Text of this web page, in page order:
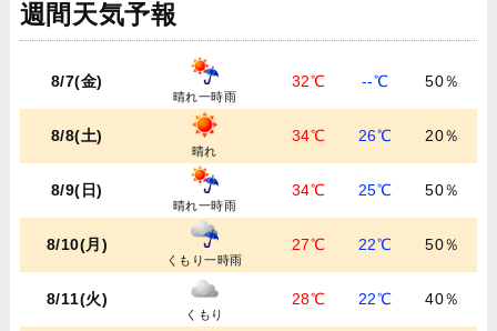
週間天気予報
8/7(金)
晴れ一時雨
32℃ --℃ 50％
8/8(土)
晴れ
34℃ 26℃ 20％
8/9(日)
晴れ一時雨
34℃ 25℃ 50％
8/10(月)
くもり一時雨
27℃ 22℃ 50％
8/11(火)
くもり
28℃ 22℃ 40％